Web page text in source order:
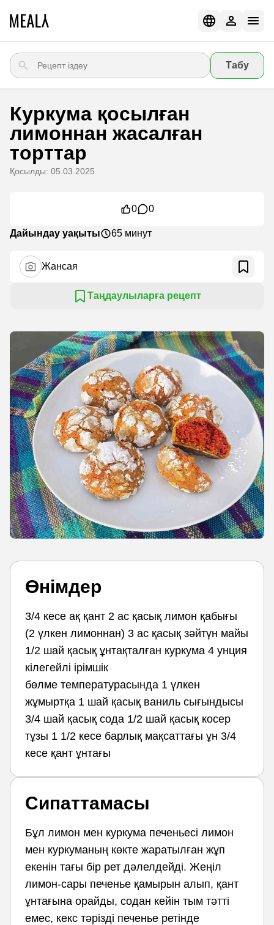
Табу
Куркума қосылған
лимоннан жасалған
торттар
Қосылды: 05.03.2025
0 0
Дайындау уақыты 65 минут
Жансая
Таңдаулыларға рецепт
Өнімдер
3/4 кесе ақ қант 2 ас қасық лимон қабығы
(2 үлкен лимоннан) 3 ас қасық зәйтүн майы
1/2 шай қасық ұнтақталған куркума 4 унция
кілегейлі ірімшік
бөлме температурасында 1 үлкен
жұмыртқа 1 шай қасық ваниль сығындысы
3/4 шай қасық сода 1/2 шай қасық косер
тұзы 1 1/2 кесе барлық мақсаттағы ұн 3/4
кесе қант ұнтағы
Сипаттамасы
Бұл лимон мен куркума печеньесі лимон
мен куркуманың көкте жаратылған жұп
екенін тағы бір рет дәлелдейді. Жеңіл
лимон-сары печенье қамырын алып, қант
ұнтағына орайды, содан кейін тым тәтті
емес, кекс тәрізді печенье ретінде